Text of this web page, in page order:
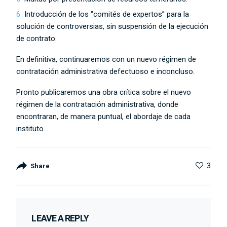
Introducción de los “comités de expertos” para la
solución de controversias, sin suspensión de la ejecución
de contrato.
En definitiva, continuaremos con un nuevo régimen de
contratación administrativa defectuoso e inconcluso.
Pronto publicaremos una obra crítica sobre el nuevo
régimen de la contratación administrativa, donde
encontraran, de manera puntual, el abordaje de cada
instituto.
Share 3
LEAVE A REPLY